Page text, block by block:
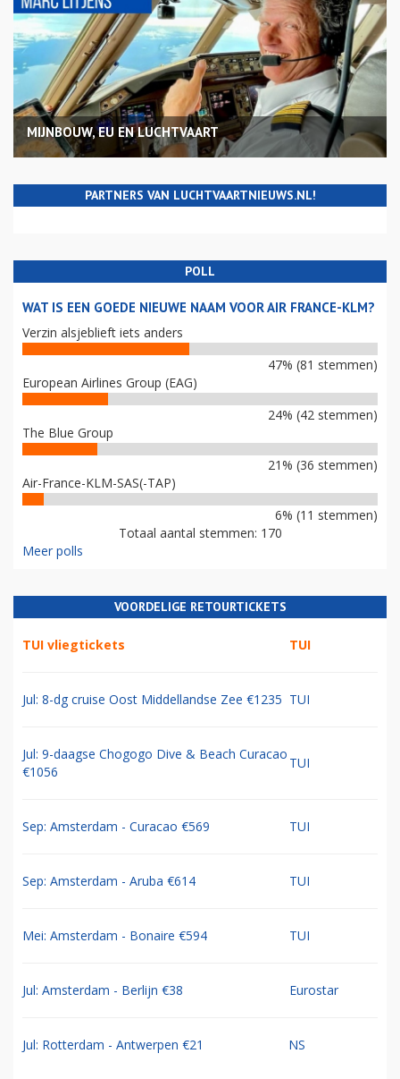
MIJNBOUW, EU EN LUCHTVAART
PARTNERS VAN LUCHTVAARTNIEUWS.NL!
POLL
WAT IS EEN GOEDE NIEUWE NAAM VOOR AIR FRANCE-KLM?
Verzin alsjeblieft iets anders
47% (81 stemmen)
European Airlines Group (EAG)
24% (42 stemmen)
The Blue Group
21% (36 stemmen)
Air-France-KLM-SAS(-TAP)
6% (11 stemmen)
Totaal aantal stemmen: 170
Meer polls
VOORDELIGE RETOURTICKETS
TUI vliegtickets TUI
Jul: 8-dg cruise Oost Middellandse Zee €1235 TUI
Jul: 9-daagse Chogogo Dive & Beach Curacao
€1056
TUI
Sep: Amsterdam - Curacao €569 TUI
Sep: Amsterdam - Aruba €614 TUI
Mei: Amsterdam - Bonaire €594 TUI
Jul: Amsterdam - Berlijn €38 Eurostar
Jul: Rotterdam - Antwerpen €21 NS